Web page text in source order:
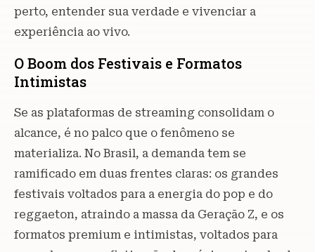
perto, entender sua verdade e vivenciar a
experiência ao vivo.
O Boom dos Festivais e Formatos
Intimistas
Se as plataformas de streaming consolidam o
alcance, é no palco que o fenômeno se
materializa. No Brasil, a demanda tem se
ramificado em duas frentes claras: os grandes
festivais voltados para a energia do pop e do
reggaeton, atraindo a massa da Geração Z, e os
formatos premium e intimistas, voltados para